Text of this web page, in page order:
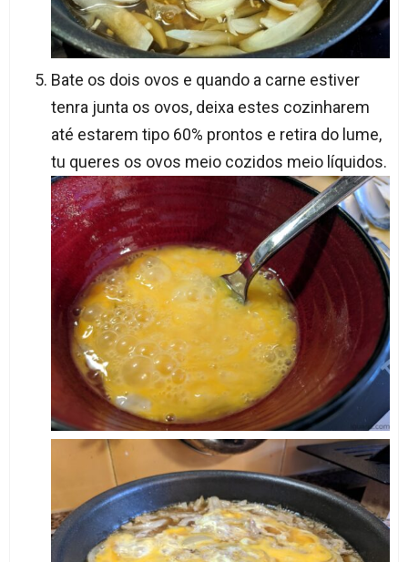
Bate os dois ovos e quando a carne estiver
tenra junta os ovos, deixa estes cozinharem
até estarem tipo 60% prontos e retira do lume,
tu queres os ovos meio cozidos meio líquidos.